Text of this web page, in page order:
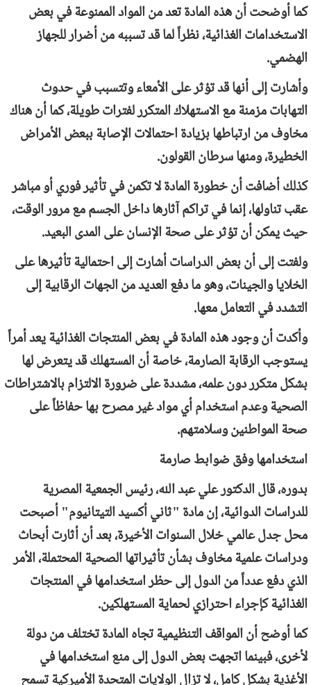
كما أوضحت أن هذه المادة تعد من المواد الممنوعة في بعض
الاستخدامات الغذائية، نظراً لما قد تسببه من أضرار للجهاز
الهضمي.
وأشارت إلى أنها قد تؤثر على الأمعاء وتتسبب في حدوث
التهابات مزمنة مع الاستهلاك المتكرر لفترات طويلة، كما أن هناك
مخاوف من ارتباطها بزيادة احتمالات الإصابة ببعض الأمراض
الخطيرة، ومنها سرطان القولون.
كذلك أضافت أن خطورة المادة لا تكمن في تأثير فوري أو مباشر
عقب تناولها، إنما في تراكم آثارها داخل الجسم مع مرور الوقت،
حيث يمكن أن تؤثر على صحة الإنسان على المدى البعيد.
ولفتت إلى أن بعض الدراسات أشارت إلى احتمالية تأثيرها على
الخلايا والجينات، وهو ما دفع العديد من الجهات الرقابية إلى
التشدد في التعامل معها.
وأكدت أن وجود هذه المادة في بعض المنتجات الغذائية يعد أمراً
يستوجب الرقابة الصارمة، خاصة أن المستهلك قد يتعرض لها
بشكل متكرر دون علمه، مشددة على ضرورة الالتزام بالاشتراطات
الصحية وعدم استخدام أي مواد غير مصرح بها حفاظاً على
صحة المواطنين وسلامتهم.
استخدامها وفق ضوابط صارمة
بدوره، قال الدكتور علي عبد الله، رئيس الجمعية المصرية
للدراسات الدوائية، إن مادة "ثاني أكسيد التيتانيوم" أصبحت
محل جدل عالمي خلال السنوات الأخيرة، بعد أن أثارت أبحاث
ودراسات علمية مخاوف بشأن تأثيراتها الصحية المحتملة، الأمر
الذي دفع عدداً من الدول إلى حظر استخدامها في المنتجات
الغذائية كإجراء احترازي لحماية المستهلكين.
كما أوضح أن المواقف التنظيمية تجاه المادة تختلف من دولة
لأخرى، فبينما اتجهت بعض الدول إلى منع استخدامها في